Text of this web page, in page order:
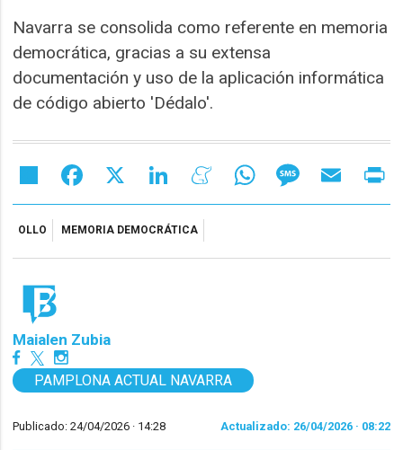
Navarra se consolida como referente en memoria
democrática, gracias a su extensa
documentación y uso de la aplicación informática
de código abierto 'Dédalo'.
Share Facebook LinkedIn MeneameWhatsAppMessageEmail
OLLO MEMORIA DEMOCRÁTICA
Maialen Zubia
PAMPLONA ACTUAL NAVARRA
Publicado: 24/04/2026 · 14:28 Actualizado: 26/04/2026 · 08:22